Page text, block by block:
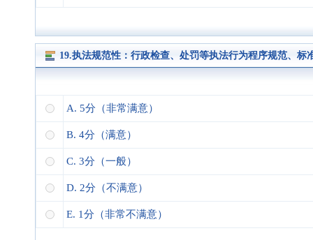
19.执法规范性：行政检查、处罚等执法行为程序规范、标
A. 5分（非常满意）
B. 4分（满意）
C. 3分（一般）
D. 2分（不满意）
E. 1分（非常不满意）